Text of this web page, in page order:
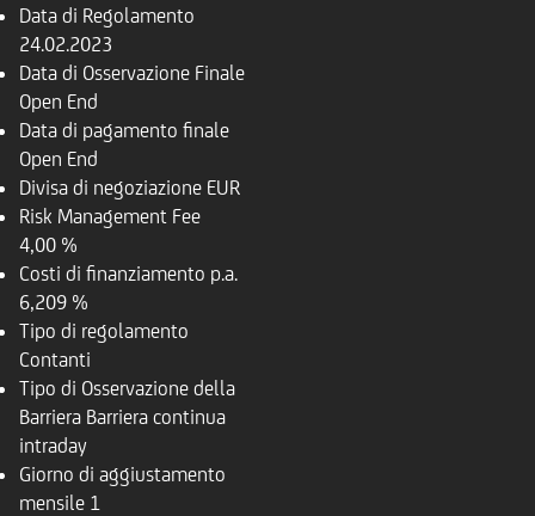
Data di Regolamento
24.02.2023
Data di Osservazione Finale
Open End
Data di pagamento finale
Open End
Divisa di negoziazione EUR
Risk Management Fee
4,00 %
Costi di finanziamento p.a.
6,209 %
Tipo di regolamento
Contanti
Tipo di Osservazione della
Barriera Barriera continua
intraday
Giorno di aggiustamento
mensile 1